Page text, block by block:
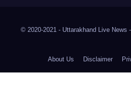
© 2020-2021 - Uttarakhand Live News -
About Us Disclaimer